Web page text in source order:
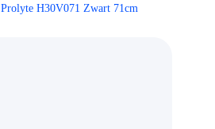
Prolyte H30V071 Zwart 71cm